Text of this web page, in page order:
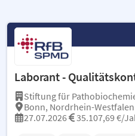
Laborant -
Stiftung für
Bonn, Nordrhein-Westfalen
27.07.2026
35.107,69 €/